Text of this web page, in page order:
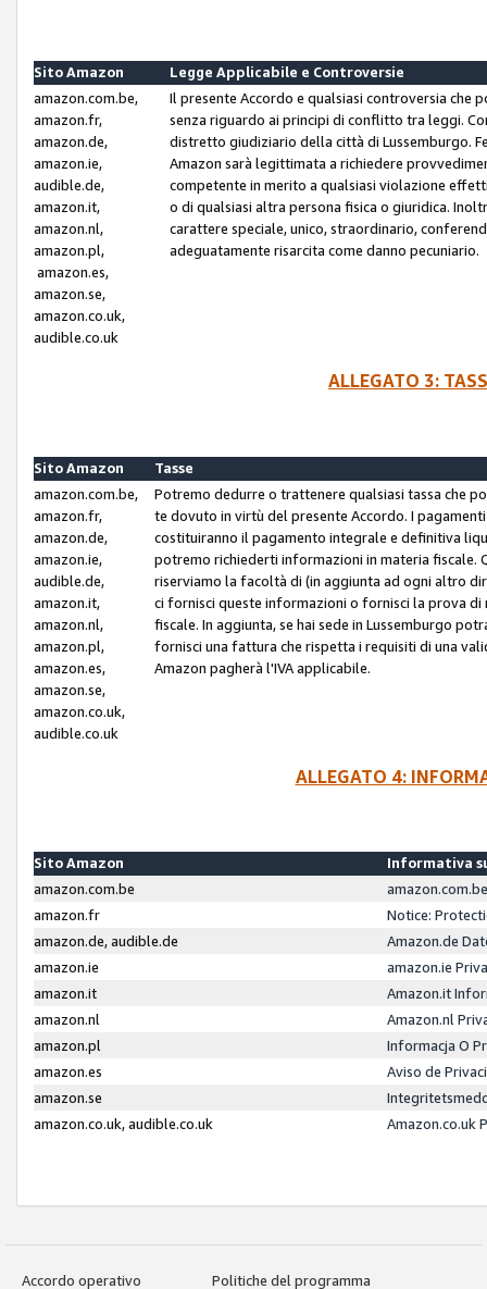
Sito Amazon
Legge Applicabile e Controversie
amazon.com.be,
amazon.fr,
amazon.de,
amazon.ie,
audible.de,
amazon.it,
amazon.nl,
amazon.pl,
amazon.es,
amazon.se,
amazon.co.uk,
audible.co.uk
Il presente Accordo e qualsiasi controversia che
senza riguardo ai principi di conflitto tra leggi.
distretto giudiziario della città di Lussemburgo.
Amazon sarà legittimata a richiedere
competente in merito a qualsiasi violazione
o di qualsiasi altra persona fisica o giuridica.
carattere speciale, unico, straordinario,
adeguatamente risarcita come danno pecuniario.
ALLEGATO 3:
Sito Amazon
Tasse
amazon.com.be,
amazon.fr,
amazon.de,
amazon.ie,
audible.de,
amazon.it,
amazon.nl,
amazon.pl,
amazon.es,
amazon.se,
amazon.co.uk,
audible.co.uk
Potremo dedurre o trattenere qualsiasi tassa che
te dovuto in virtù del presente Accordo. I
costituiranno il pagamento integrale e definitiva
potremo richiederti informazioni in materia fiscale.
riserviamo la facoltà di (in aggiunta ad ogni altro
ci fornisci queste informazioni o fornisci la prova
fiscale. In aggiunta, se hai sede in Lussemburgo
fornisci una fattura che rispetta i requisiti di una
Amazon pagherà l'IVA applicabile.
ALLEGATO 4:
Sito Amazon
Informativa
amazon.com.be
amazon.fr
Notice:
amazon.de, audible.de
Amazon.de
amazon.ie
amazon.ie
amazon.it
Amazon.it
amazon.nl
Amazon.nl
amazon.pl
Informacja O
amazon.es
Aviso de
amazon.se
amazon.co.uk, audible.co.uk
Amazon.co.uk
Accordo operativo
Politiche del programma